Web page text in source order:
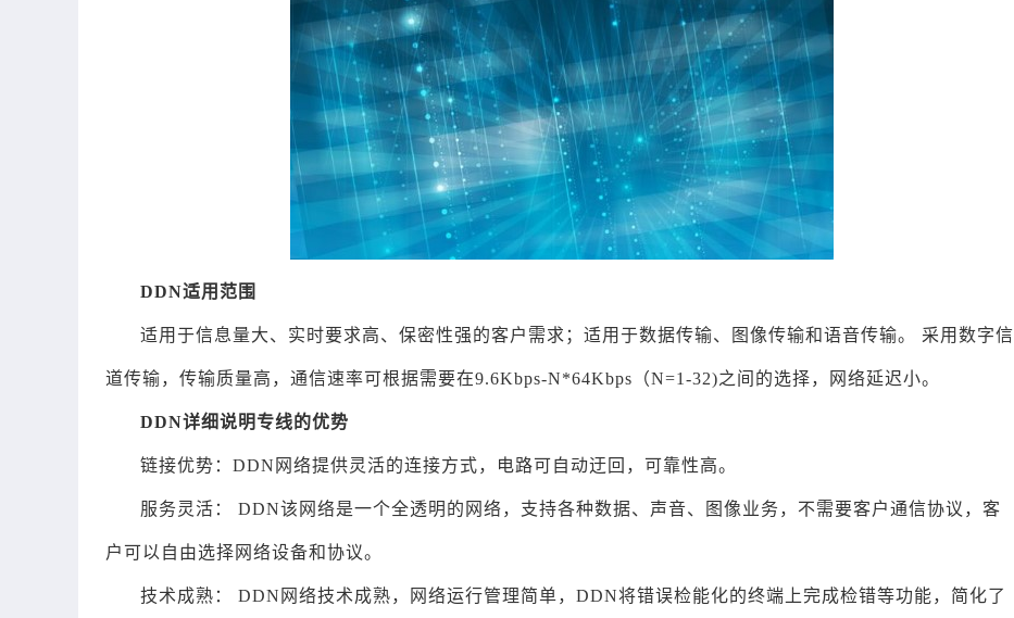
DDN适用范围
适用于信息量大、实时要求高、保密性强的客户需求；适用于数据传输、图像传输和语音传输。 采用数字信
道传输，传输质量高，通信速率可根据需要在9.6Kbps-N*64Kbps（N=1-32)之间的选择，网络延迟小。
DDN详细说明专线的优势
链接优势：DDN网络提供灵活的连接方式，电路可自动迂回，可靠性高。
服务灵活： DDN该网络是一个全透明的网络，支持各种数据、声音、图像业务，不需要客户通信协议，客
户可以自由选择网络设备和协议。
技术成熟： DDN网络技术成熟，网络运行管理简单，DDN将错误检能化的终端上完成检错等功能，简化了